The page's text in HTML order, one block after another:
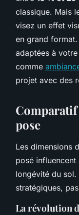
classique. Mais
visez un effet
en grand
adaptées à
comme
projet avec des
Comparatif
pose
Les dimensions
posé influencent
longévité du
stratégiques,
La révolution